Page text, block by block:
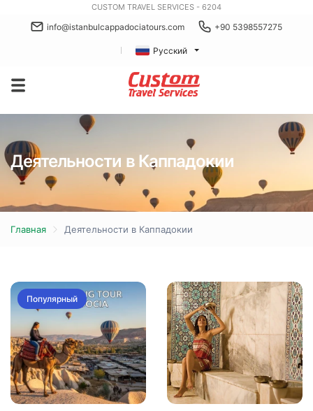
CUSTOM TRAVEL SERVICES - 6204
info@istanbulcappadociatours.com +90 5398557275
Русский
Деятельности в Каппадокии
Главная Деятельности в Каппадокии
Популярный